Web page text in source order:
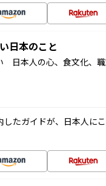
日本のこと
日本人の心、食文化、
したガイドが、日本人に